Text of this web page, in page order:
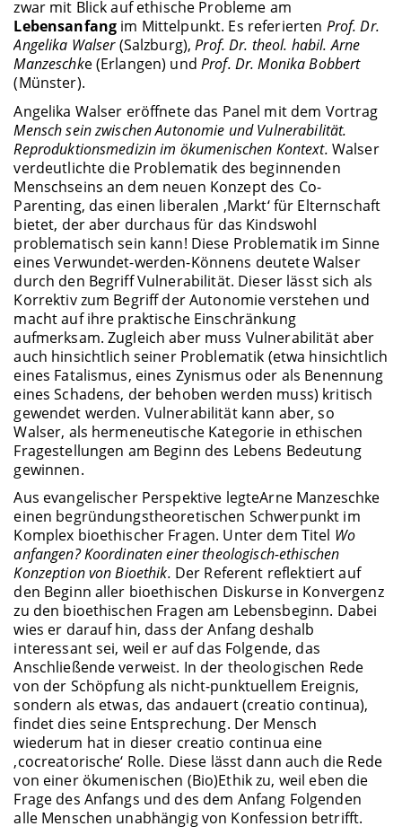
zwar mit Blick auf ethische Probleme am
Lebensanfang im Mittelpunkt. Es referierten Prof. Dr.
Angelika Walser(Salzburg),Prof. Dr. theol. habil. Arne
Manzeschke (Erlangen) undProf. Dr. Monika Bobbert
(Münster).
Angelika Walser eröffnete das Panel mit dem Vortrag
Mensch sein zwischen Autonomie und Vulnerabilität.
Reproduktionsmedizin im ökumenischen Kontext. Walser
verdeutlichte die Problematik des beginnenden
Menschseins an dem neuen Konzept des Co-
Parenting, das einen liberalen ‚Markt‘ für Elternschaft
bietet, der aber durchaus für das Kindswohl
problematisch sein kann! Diese Problematik im Sinne
eines Verwundet-werden-Könnens deutete Walser
durch den Begriff Vulnerabilität. Dieser lässt sich als
Korrektiv zum Begriff der Autonomie verstehen und
macht auf ihre praktische Einschränkung
aufmerksam. Zugleich aber muss Vulnerabilität aber
auch hinsichtlich seiner Problematik (etwa hinsichtlich
eines Fatalismus, eines Zynismus oder als Benennung
eines Schadens, der behoben werden muss) kritisch
gewendet werden. Vulnerabilität kann aber, so
Walser, als hermeneutische Kategorie in ethischen
Fragestellungen am Beginn des Lebens Bedeutung
gewinnen.
Aus evangelischer Perspektive legteArne Manzeschke
einen begründungstheoretischen Schwerpunkt im
Komplex bioethischer Fragen. Unter dem Titel Wo
anfangen? Koordinaten einer theologisch-ethischen
Konzeption von Bioethik. Der Referent reflektiert auf
den Beginn aller bioethischen Diskurse in Konvergenz
zu den bioethischen Fragen am Lebensbeginn. Dabei
wies er darauf hin, dass der Anfang deshalb
interessant sei, weil er auf das Folgende, das
Anschließende verweist. In der theologischen Rede
von der Schöpfung als nicht-punktuellem Ereignis,
sondern als etwas, das andauert (creatio continua),
findet dies seine Entsprechung. Der Mensch
wiederum hat in dieser creatio continua eine
‚cocreatorische‘ Rolle. Diese lässt dann auch die Rede
von einer ökumenischen (Bio)Ethik zu, weil eben die
Frage des Anfangs und des dem Anfang Folgenden
alle Menschen unabhängig von Konfession betrifft.